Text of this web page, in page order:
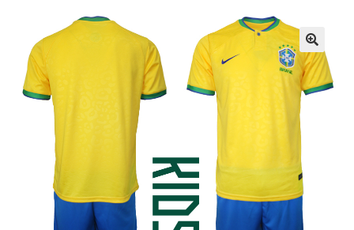
Košarica
Moj račun
Zaključek nakupa